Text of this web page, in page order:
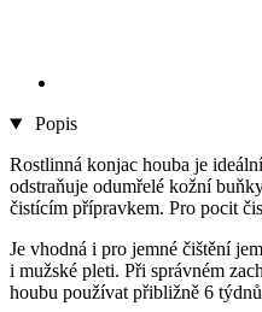
Popis
Rostlinná konjac houba je
odstraňuje odumřelé kožní
čistícím přípravkem. Pro pocit
Je vhodná i pro jemné čištění
i mužské pleti. Při správném
houbu používat přibližně 6